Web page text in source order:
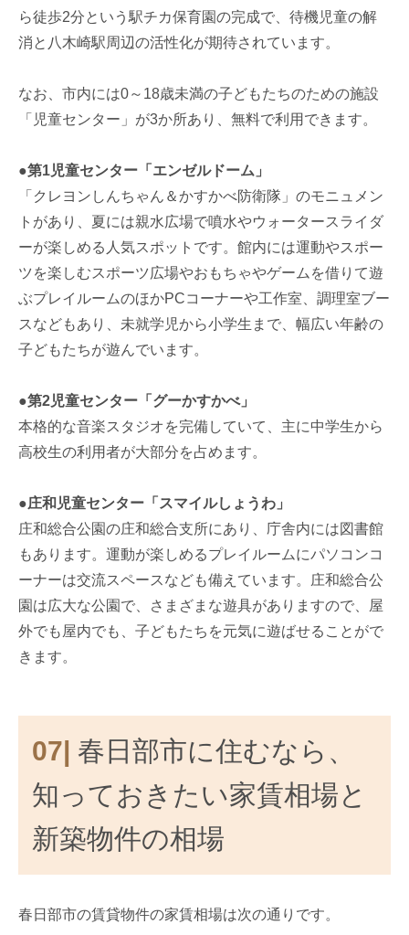
ら徒歩2分という駅チカ保育園の完成で、待機児童の解
消と八木崎駅周辺の活性化が期待されています。
なお、市内には0～18歳未満の子どもたちのための施設
「児童センター」が3か所あり、無料で利用できます。
●第1児童センター「エンゼルドーム」
「クレヨンしんちゃん＆かすかべ防衛隊」のモニュメン
トがあり、夏には親水広場で噴水やウォータースライダ
ーが楽しめる人気スポットです。館内には運動やスポー
ツを楽しむスポーツ広場やおもちゃやゲームを借りて遊
ぶプレイルームのほかPCコーナーや工作室、調理室ブー
スなどもあり、未就学児から小学生まで、幅広い年齢の
子どもたちが遊んでいます。
●第2児童センター「グーかすかべ」
本格的な音楽スタジオを完備していて、主に中学生から
高校生の利用者が大部分を占めます。
●庄和児童センター「スマイルしょうわ」
庄和総合公園の庄和総合支所にあり、庁舎内には図書館
もあります。運動が楽しめるプレイルームにパソコンコ
ーナーは交流スペースなども備えています。庄和総合公
園は広大な公園で、さまざまな遊具がありますので、屋
外でも屋内でも、子どもたちを元気に遊ばせることがで
きます。
07| 春日部市に住むなら、
知っておきたい家賃相場と
新築物件の相場
春日部市の賃貸物件の家賃相場は次の通りです。